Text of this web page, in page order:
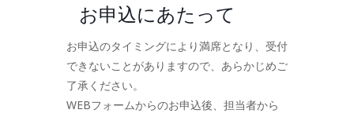
お申込にあたって
お申込のタイミングにより満席となり、受付
できないことがありますので、あらかじめご
了承ください。
WEBフォームからのお申込後、担当者から